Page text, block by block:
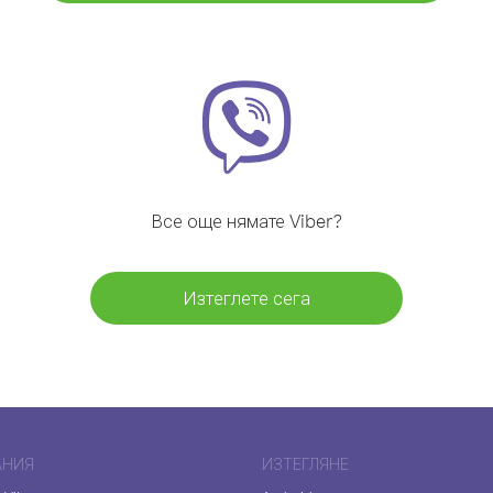
Все още нямате Viber?
Изтеглете сега
ИЗТЕГЛЯНЕ